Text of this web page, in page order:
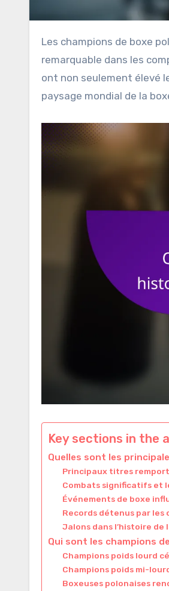
Les champions de boxe polonais ont joué un rôle central dans l’histoire de ce sport, réalisant un succès
remarquable dans les
ont non seulement élevé
paysage mondial de la
Key sections in the
Quelles sont les
Principaux titres
Combats significatifs et
Événements de boxe
Records détenus par les
Jalons dans l’histoire de
Qui sont les champions
Champions poids lourd
Champions poids mi-
Boxeuses polonaises